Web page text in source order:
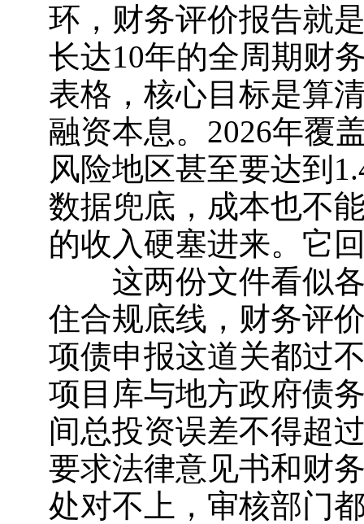
环，财务评价报告就
长达10年的全周期财
表格，核心目标是算
融资本息。2026年覆
风险地区甚至要达到
数据兜底，成本也不
的收入硬塞进来。它
这两份文件看似各
住合规底线，财务评
项债申报这道关都过
项目库与地方政府债
间总投资误差不得超
要求法律意见书和财
处对不上，审核部门